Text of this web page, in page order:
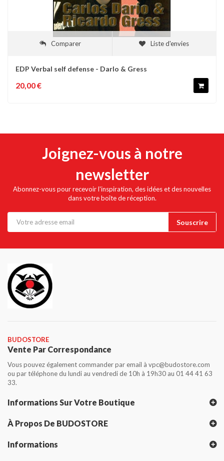
Comparer Liste d'envies
EDP Verbal self defense - Darlo & Gress
20,00 €
Joignez-vous à notre
newsletter
Abonnez-vous pour recevoir l'inspiration, des idées et des nouvelles
dans votre boîte de réception.
BUDOSTORE
Vente Par Correspondance
Vous pouvez également commander par email à vpc@budostore.com
ou par téléphone du lundi au vendredi de 10h à 19h30 au 01 44 41 63
33.
Informations Sur Votre Boutique
À Propos De BUDOSTORE
Informations